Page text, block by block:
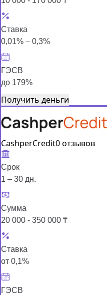
Ставка
0,01% – 0,3%
ГЭСВ
до 179%
Получить деньги
CashperCredit0 отзывов
Срок
1 – 30 дн.
Сумма
20 000 - 350 000 ₸
Ставка
от 0,1%
ГЭСВ